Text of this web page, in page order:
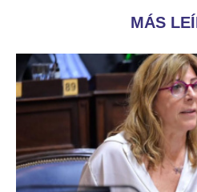
MÁS